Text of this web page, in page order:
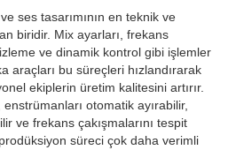
ses tasarımının en teknik ve
biridir. Mix ayarları, frekans
ve dinamik kontrol gibi işlemler
araçları bu süreçleri hızlandırarak
ekiplerin üretim kalitesini artırır.
otomatik ayırabilir,
ve frekans çakışmalarını tespit
süreci çok daha verimli